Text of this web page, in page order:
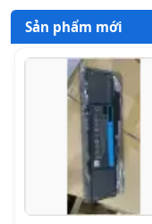
Sản phẩm mới